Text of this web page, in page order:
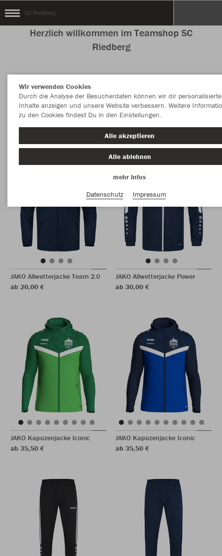
SC Riedberg
Herzlich willkommen im Teamshop SC
Riedberg
Nachhaltig Farbe
JAKO Allwetterjacke Team 2.0
ab 20,00 €
JAKO Allwetterjacke Power
ab 30,00 €
JAKO Kapuzenjacke Iconic
ab 35,50 €
JAKO Kapuzenjacke Iconic
ab 35,50 €
Wir verwenden Cookies
Durch die Analyse der Besucherdaten können wir dir personalisierte
Inhalte anzeigen und unsere Website verbessern. Weitere
zu den Cookies findest Du in den Einstellungen.
Alle akzeptieren
Alle ablehnen
mehr Infos
Datenschutz
Impressum